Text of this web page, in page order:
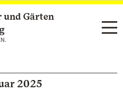
und Gärten
2025